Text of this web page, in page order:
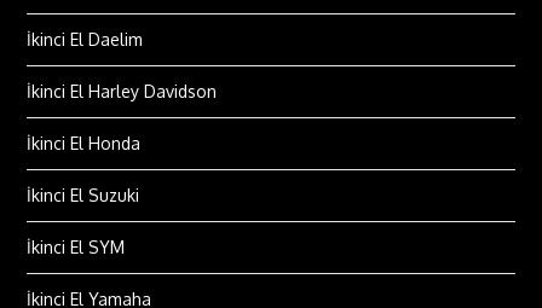
İkinci El Daelim
İkinci El Harley Davidson
İkinci El Honda
İkinci El Suzuki
İkinci El SYM
İkinci El Yamaha